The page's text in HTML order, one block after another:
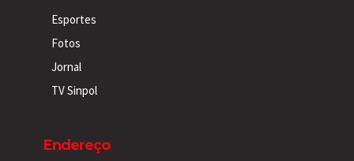
Esportes
Fotos
Jornal
TV Sinpol
Endereço